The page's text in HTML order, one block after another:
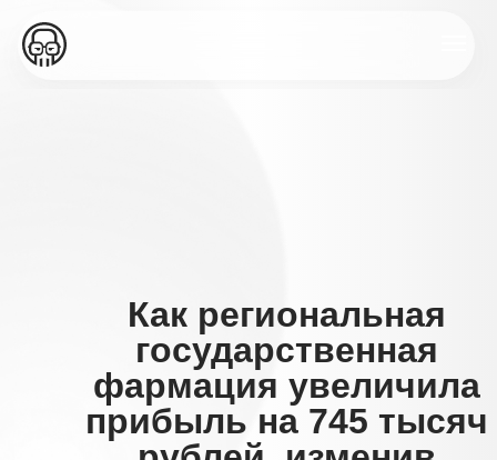
Как региональная
государственная
фармация увеличила
прибыль на 745 тысяч